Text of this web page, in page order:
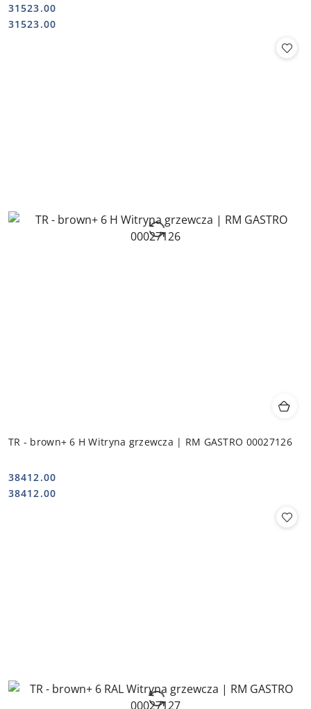
Cena:
31523.00
Cena:
31523.00
TR - brown+ 6 H Witryna grzewcza | RM GASTRO 00027126
Cena:
38412.00
Cena:
38412.00